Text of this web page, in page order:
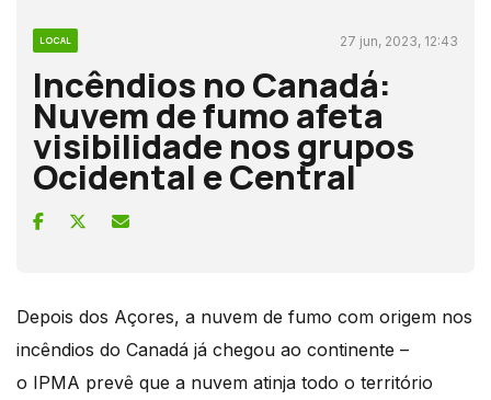
LOCAL 27 jun, 2023, 12:43
Incêndios no Canadá:
Nuvem de fumo afeta
visibilidade nos grupos
Ocidental e Central
Depois dos Açores, a nuvem de fumo com origem nos
incêndios do Canadá já chegou ao continente –
o IPMA prevê que a nuvem atinja todo o território